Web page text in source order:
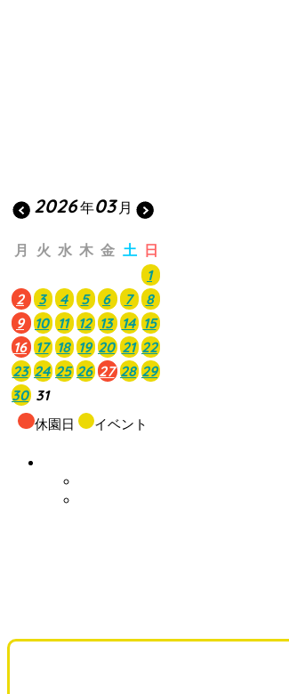
2026 年03 月
月 火 水 木 金 土 日
1
2
3 4 5 6 7
8
9 10 11 12 13 14 15
16 17 18 19 20 21 22
23 24 25 26 27 28 29
30 31
休園日 イベント